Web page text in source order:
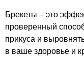
Брекеты – это
проверенный
прикуса и
в ваше здоровье и